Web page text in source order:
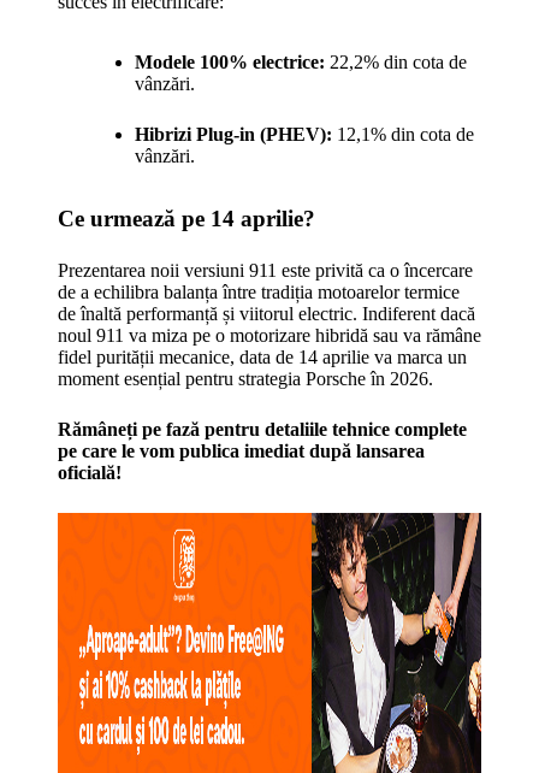
Modele 100% electrice: 22,2% din cota de
vânzări.
Hibrizi Plug-in (PHEV): 12,1% din cota de
vânzări.
Ce urmează pe 14 aprilie?
Prezentarea noii versiuni 911 este privită ca o încercare
de a echilibra balanța între tradiția motoarelor termice
de înaltă performanță și viitorul electric. Indiferent dacă
noul 911 va miza pe o motorizare hibridă sau va rămâne
fidel purității mecanice, data de 14 aprilie va marca un
moment esențial pentru strategia Porsche în 2026.
Rămâneți pe fază pentru detaliile tehnice complete
pe care le vom publica imediat după lansarea
oficială!